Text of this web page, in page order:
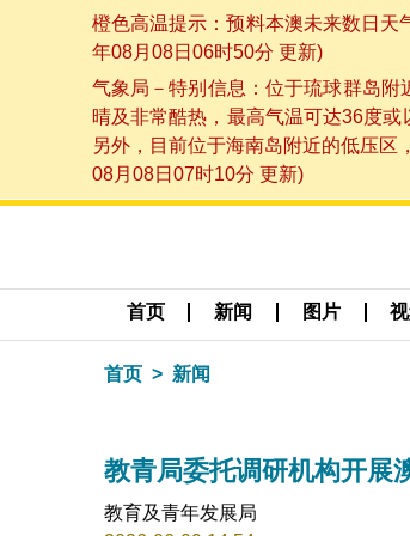
橙色高温提示：预料本澳未来数日
年08月08日06时50分 更新)
气象局－特别信息：位于琉球群岛
晴及非常酷热，最高气温可达36度
另外，目前位于海南岛附近的低压
08月08日07时10分 更新)
首页 新闻 图片
首页 新闻
教青局委托调研机构开展
教育及青年发展局